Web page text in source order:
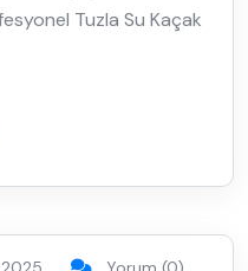
Tuzla Su Kaçak